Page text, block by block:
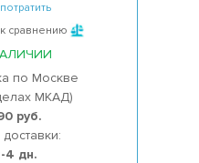
сравнению
по Москве
МКАД)
руб.
4 дн.